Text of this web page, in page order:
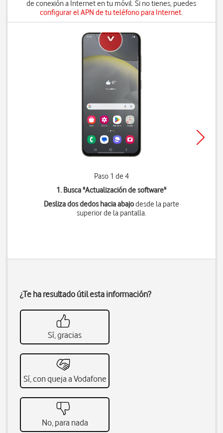
de conexión a Internet en tu móvil. Si no tienes, puedes
configurar el APN de tu teléfono para Internet.
Paso 1 de 4
1. Busca "Actualización de software"
Desliza dos dedos hacia abajodesde la parte
superior de la pantalla.
¿Te ha resultado útil esta información?
Sí, gracias
Sí, con queja a Vodafone
No, para nada